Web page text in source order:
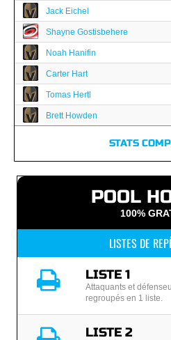
Jack Eichel
Shayne Gostisbehere
Noah Hanifin
Carter Hart
Tomas Hertl
Brett Howden
STATS
POOL
100%
LISTES DE
LISTE 1
Attaquants et
regroupés en 1 liste.
LISTE 2